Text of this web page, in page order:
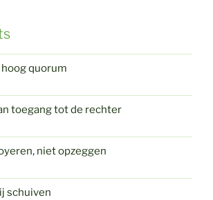
quorum
toegang tot de rechter
niet opzeggen
schuiven